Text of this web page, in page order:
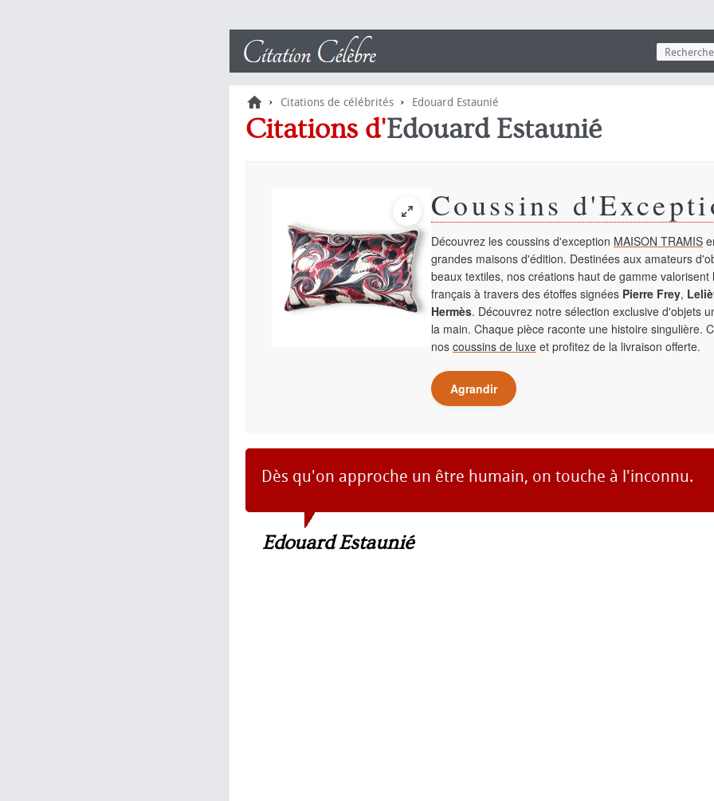
› Citations de célébrités › Edouard Estaunié
Citations d'Edouard Estaunié
Coussins
Découvrez les coussins d'exception MAISON TRAMIS
grandes maisons d'édition. Destinées aux amateurs
beaux textiles, nos créations haut de gamme valorisent
français à travers des étoffes signées Pierre Frey,
Hermès. Découvrez notre sélection exclusive d'objets
la main. Chaque pièce raconte une histoire singulière.
nos coussins de luxe et profitez de la livraison offerte.
Agrandir
Dès qu'on approche un être humain, on touche à l'inconnu.
Edouard Estaunié